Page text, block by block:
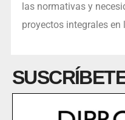
las normativas y
proyectos integrales